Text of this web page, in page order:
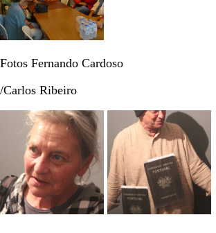
Fotos Fernando Cardoso
/Carlos Ribeiro